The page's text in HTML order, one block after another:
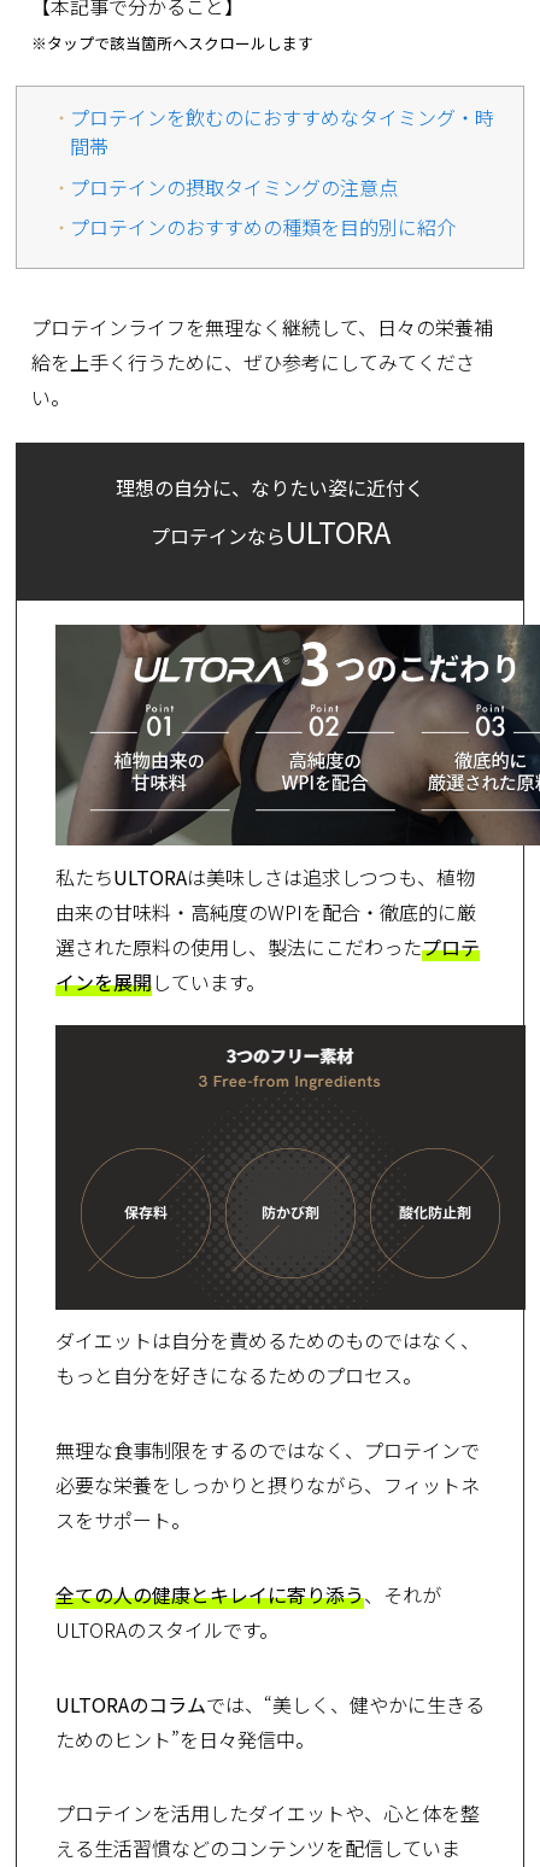
※タップで該当箇所へスクロールします
プロテインを飲むのにおすすめなタイミング・時
間帯
プロテインの摂取タイミングの注意点
プロテインのおすすめの種類を目的別に紹介
プロテインライフを無理なく継続して、日々の栄養補
給を上手く行うために、ぜひ参考にしてみてくださ
い。
理想の自分に、なりたい姿に近付く
プロテインならULTORA
私たちULTORAは美味しさは追求しつつも、植物
由来の甘味料・高純度のWPIを配合・徹底的に厳
選された原料の使用し、製法にこだわったプロテ
インを展開しています。
ダイエットは自分を責めるためのものではなく、
もっと自分を好きになるためのプロセス。
無理な食事制限をするのではなく、プロテインで
必要な栄養をしっかりと摂りながら、フィットネ
スをサポート。
全ての人の健康とキレイに寄り添う、それが
ULTORAのスタイルです。
ULTORAのコラムでは、“美しく、健やかに生きる
ためのヒント”を日々発信中。
プロテインを活用したダイエットや、心と体を整
える生活習慣などのコンテンツを配信していま